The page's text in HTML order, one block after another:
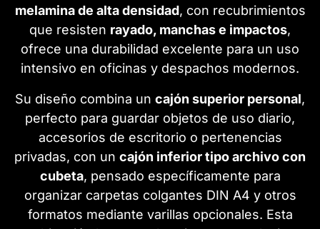
melamina de alta densidad, con recubrimientos
que resisten rayado, manchas e impactos,
ofrece una durabilidad excelente para un uso
intensivo en oficinas y despachos modernos.
Su diseño combina un cajón superior personal,
perfecto para guardar objetos de uso diario,
accesorios de escritorio o pertenencias
privadas, con un cajón inferior tipo archivo con
cubeta, pensado específicamente para
organizar carpetas colgantes DIN A4 y otros
formatos mediante varillas opcionales. Esta